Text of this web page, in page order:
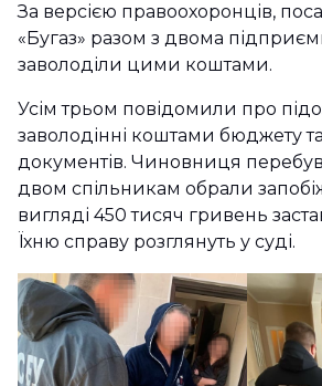
За версією правоохоронців,
«Бугаз» разом з двома
заволоділи цими коштами.
Усім трьом повідомили про
заволодінні коштами бюджету
документів. Чиновниця
двом спільникам обрали
вигляді 450 тисяч гривень
Їхню справу розглянуть у суді.